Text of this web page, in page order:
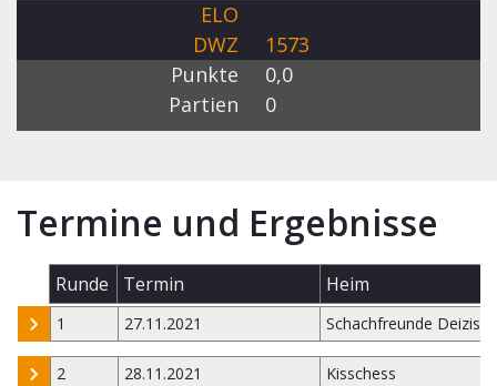
ELO
DWZ
1573
Punkte
0,0
Partien
0
Termine und Ergebnisse
Runde Termin Heim
1 27.11.2021 Schachfreunde
2 28.11.2021 Kisschess